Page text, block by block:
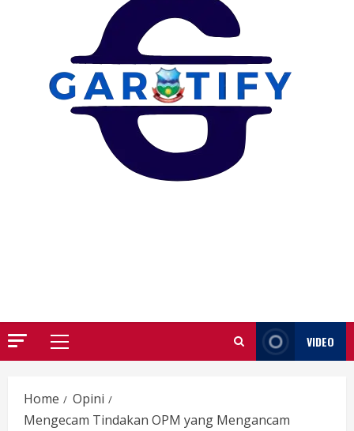
Primary
VIDEO
Home
Opini
Mengecam Tindakan OPM yang Mengancam